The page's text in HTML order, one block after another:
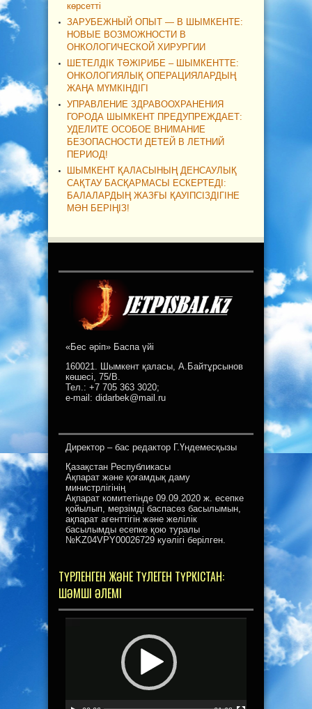
көрсетті
ЗАРУБЕЖНЫЙ ОПЫТ — В ШЫМКЕНТЕ:
НОВЫЕ ВОЗМОЖНОСТИ В
ОНКОЛОГИЧЕСКОЙ ХИРУРГИИ
ШЕТЕЛДІК ТӘЖІРИБЕ – ШЫМКЕНТТЕ:
ОНКОЛОГИЯЛЫҚ ОПЕРАЦИЯЛАРДЫҢ
ЖАҢА МҮМКІНДІГІ
УПРАВЛЕНИЕ ЗДРАВООХРАНЕНИЯ
ГОРОДА ШЫМКЕНТ ПРЕДУПРЕЖДАЕТ:
УДЕЛИТЕ ОСОБОЕ ВНИМАНИЕ
БЕЗОПАСНОСТИ ДЕТЕЙ В ЛЕТНИЙ
ПЕРИОД!
ШЫМКЕНТ ҚАЛАСЫНЫҢ ДЕНСАУЛЫҚ
САҚТАУ БАСҚАРМАСЫ ЕСКЕРТЕДІ:
БАЛАЛАРДЫҢ ЖАЗҒЫ ҚАУІПСІЗДІГІНЕ
МӘН БЕРІҢІЗ!
«Бес әріп» Баспа үйі
160021. Шымкент қаласы, А.Байтұрсынов
көшесі, 75/В.
Тел.: +7 705 363 3020;
e-mail: didarbek@mail.ru
Директор – бас редактор Г.Үндемесқызы
Қазақстан Республикасы
Ақпарат және қоғамдық даму
министрлігінің
Ақпарат комитетінде 09.09.2020 ж. есепке
қойылып, мерзімді баспасөз басылымын,
ақпарат агенттігін және желілік
басылымды есепке қою туралы
№KZ04VPY00026729 куәлігі берілген.
ТҮРЛЕНГЕН ЖӘНЕ ТҮЛЕГЕН ТҮРКІСТАН:
ШӘМШІ ӘЛЕМІ